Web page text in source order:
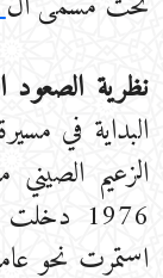
نظرية الصعود
البداية في
1976
استمرت نحو